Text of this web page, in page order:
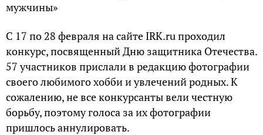
мужчины»
С 17 по 28 февраля на сайте IRK.ru проходил
конкурс, посвященный Дню защитника Отечества.
57 участников прислали в редакцию фотографии
своего любимого хобби и увлечений родных. К
сожалению, не все конкурсанты вели честную
борьбу, поэтому голоса за их фотографии
пришлось аннулировать.